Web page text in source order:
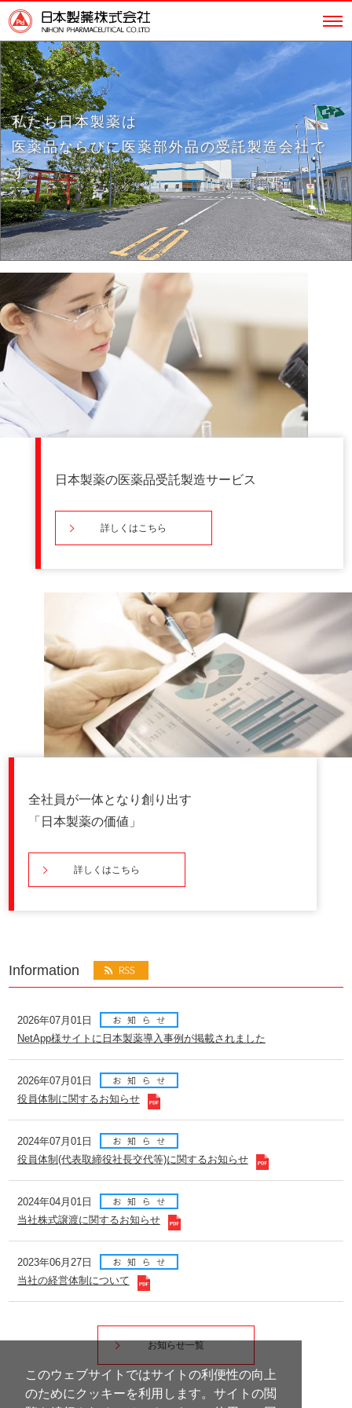
このウェブサイトではサイトの利便性の向上
のためにクッキーを利用します。サイトの閲
私たち日本製薬は
医薬品ならびに医薬部外品の受託製造会社で
す。
日本製薬の医薬品受託製造サービス
詳しくはこちら
全社員が一体となり創り出す
「日本製薬の価値」
詳しくはこちら
Information
2026年07月01日
NetApp様サイトに日本製薬導入事例が掲載されました
2026年07月01日
役員体制に関するお知らせ
2024年07月01日
役員体制(代表取締役社長交代等)に関するお知らせ
2024年04月01日
当社株式譲渡に関するお知らせ
2023年06月27日
当社の経営体制について
お知らせ一覧